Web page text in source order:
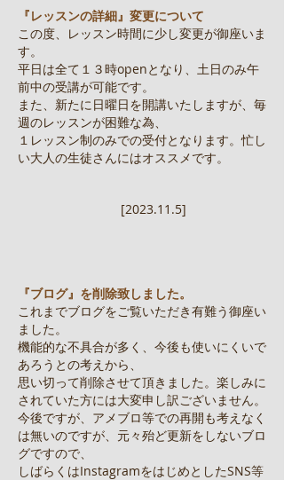
『レッスンの詳細』変更について
この度、レッスン時間に少し変更が御座いま
す。
平日は全て１３時openとなり、土日のみ午
前中の受講が可能です。
また、新たに日曜日を開講いたしますが、毎
週のレッスンが困難な為、
１レッスン制のみでの受付となります。忙し
い大人の生徒さんにはオススメです。
[2023.11.5]
『ブログ』を削除致しました。
これまでブログをご覧いただき有難う御座い
ました。
機能的な不具合が多く、今後も使いにくいで
あろうとの考えから、
思い切って削除させて頂きました。楽しみに
されていた方には大変申し訳ございません。
今後ですが、アメブロ等での再開も考えなく
は無いのですが、元々殆ど更新をしないブロ
グですので、
しばらくはInstagramをはじめとしたSNS等